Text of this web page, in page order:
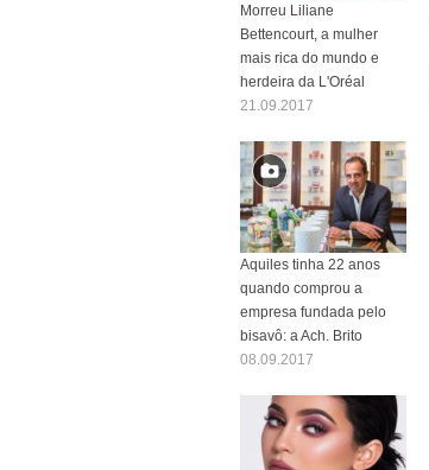
Morreu Liliane
Bettencourt, a mulher
mais rica do mundo e
herdeira da L'Oréal
21.09.2017
Aquiles tinha 22 anos
quando comprou a
empresa fundada pelo
bisavô: a Ach. Brito
08.09.2017